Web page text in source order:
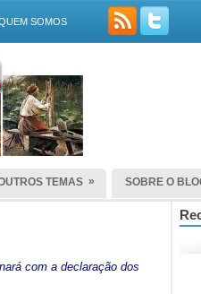
SOMOS
TEMAS » SOBRE O
com a declaração dos